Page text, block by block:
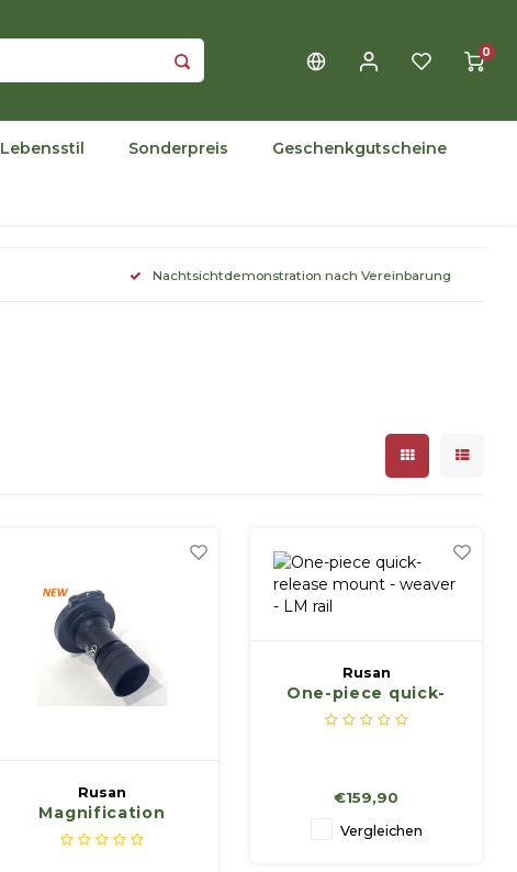
0
Lebensstil Sonderpreis Geschenkgutscheine
Nachtsichtdemonstration nach Vereinbarung
Rusan
Magnification
ocular 2.5x with
Rusan
One-piece quick-
release mount -
€159,90
Vergleichen